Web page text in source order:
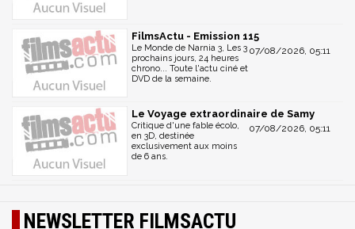
FilmsActu - Emission 115
07/08/2026, 05:11
Le Monde de Narnia 3, Les 3
prochains jours, 24 heures
chrono... Toute l'actu ciné et
DVD de la semaine.
Le Voyage extraordinaire de Samy
07/08/2026, 05:11
Critique d'une fable écolo,
en 3D, destinée
exclusivement aux moins
de 6 ans.
NEWSLETTER FILMSACTU